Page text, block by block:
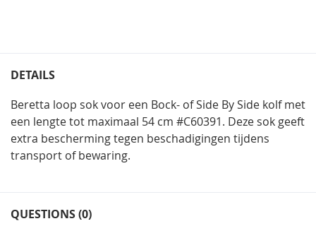
DETAILS
Beretta loop sok voor een Bock- of Side By Side kolf met
een lengte tot maximaal 54 cm #C60391. Deze sok geeft
extra bescherming tegen beschadigingen tijdens
transport of bewaring.
QUESTIONS (0)